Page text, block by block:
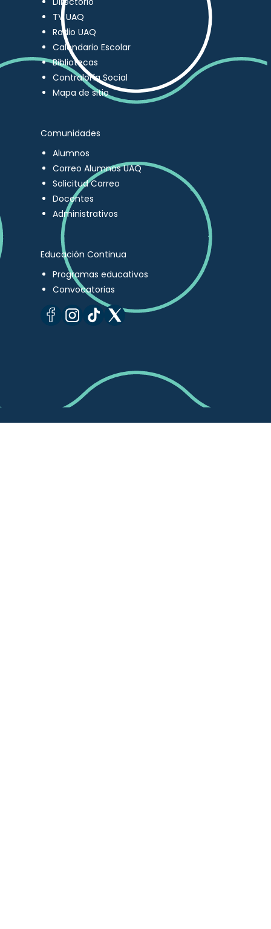
TV UAQ
Radio UAQ
Calendario Escolar
Bibliotecas
Contraloría Social
Mapa de sitio
Comunidades
Alumnos
Correo Alumnos UAQ
Solicitud Correo
Docentes
Administrativos
Educación Continua
Programas educativos
Convocatorias